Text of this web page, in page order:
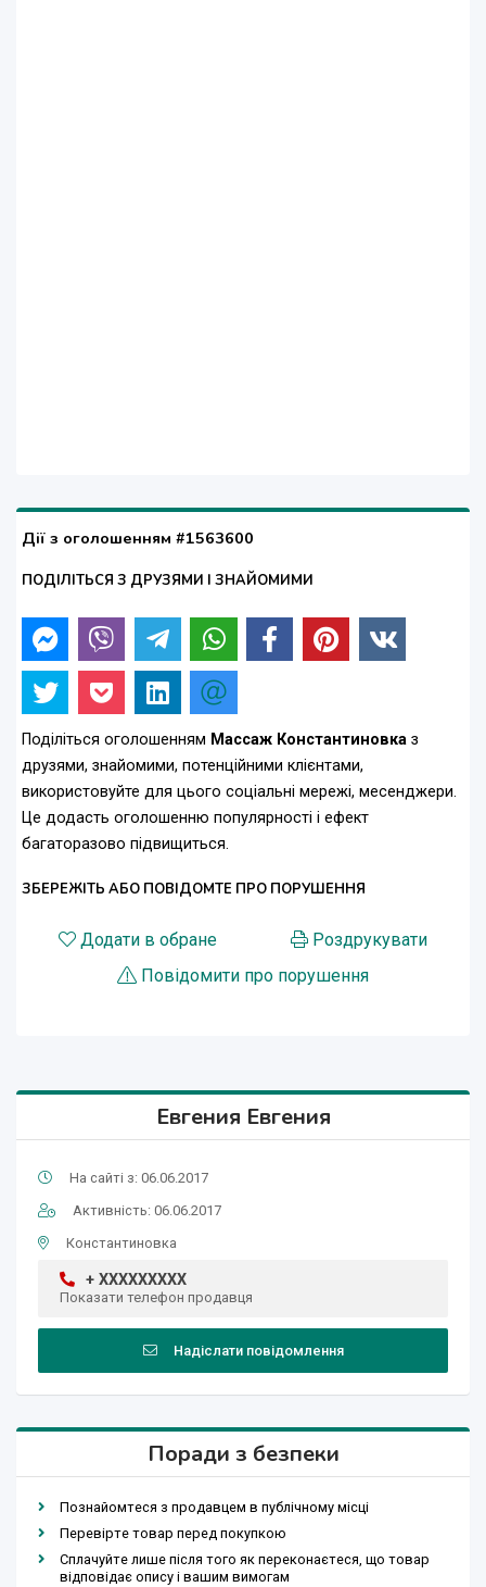
Дії з оголошенням #1563600
ПОДІЛІТЬСЯ З ДРУЗЯМИ І ЗНАЙОМИМИ
Поділіться оголошенням Массаж Константиновка з
друзями, знайомими, потенційними клієнтами,
використовуйте для цього соціальні мережі, месенджери.
Це додасть оголошенню популярності і ефект
багаторазово підвищиться.
ЗБЕРЕЖІТЬ АБО ПОВІДОМТЕ ПРО ПОРУШЕННЯ
Додати в обране
Роздрукувати
Повідомити про порушення
Евгения Евгения
На сайті з: 06.06.2017
Активність: 06.06.2017
Константиновка
+ XXXXXXXXX
Показати телефон продавця
Надіслати повідомлення
Поради з безпеки
Познайомтеся з продавцем в публічному місці
Перевірте товар перед покупкою
Сплачуйте лише після того як переконаєтеся, що товар
відповідає опису і вашим вимогам